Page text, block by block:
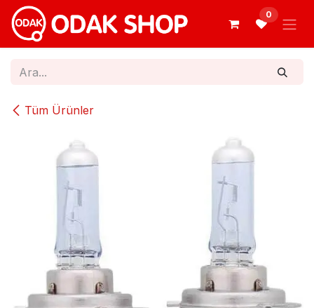
İçereği Atla
0
Tüm Ürünler